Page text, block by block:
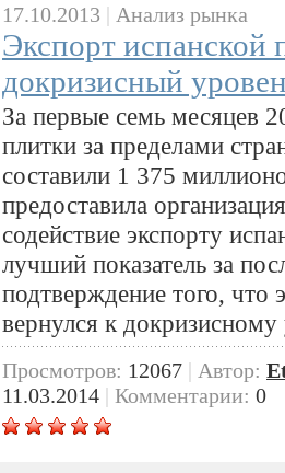
17.10.2013 | Анализ рынка
Экспорт испанской
докризисный
За первые семь месяцев
плитки за пределами
составили 1 375
предоставила
содействие экспорту
лучший показатель за
подтверждение того, что
вернулся к
Просмотров: 12067 | Автор:
11.03.2014 | Комментарии: 0